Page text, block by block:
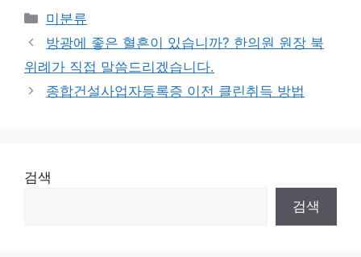
Categories
미분류
방광에 좋은 혈흔이 있습니까? 한의원 원장 북
위례가 직접 말씀드리겠습니다.
종합건설사업자등록증 이전 클린취득 방법
검색
검색